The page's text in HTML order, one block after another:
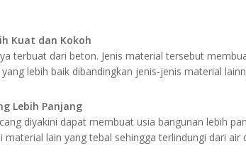
Kuat dan Kokoh
terbuat dari beton. Jenis material tersebut
lebih baik dibandingkan jenis-jenis material
Lebih Panjang
diyakini dapat membuat usia bangunan lebih
lain yang tebal sehingga terlindungi dari air